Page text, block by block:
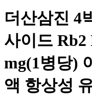
더산삼진 4
사이드 Rb2
mg(1병당)
액 항상성